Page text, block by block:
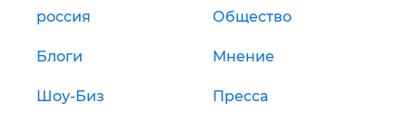
россия Общество
Блоги Мнение
Шоу-Биз Пресса